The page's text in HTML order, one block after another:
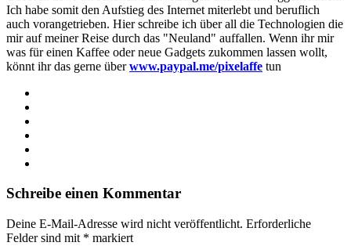
Ich habe somit den Aufstieg des Internet miterlebt und beruflich
auch vorangetrieben. Hier schreibe ich über all die Technologien die
mir auf meiner Reise durch das "Neuland" auffallen. Wenn ihr mir
was für einen Kaffee oder neue Gadgets zukommen lassen wollt,
könnt ihr das gerne überwww.paypal.me/pixelaffe tun
Schreibe einen Kommentar
Deine E-Mail-Adresse wird nicht veröffentlicht. Erforderliche
Felder sind mit * markiert